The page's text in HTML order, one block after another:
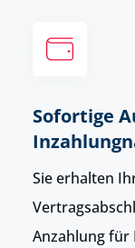
Sofortige
Sie erhalten
Anzahlung für